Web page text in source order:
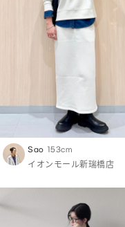
Sao 153cm
イオンモール新瑞橋店